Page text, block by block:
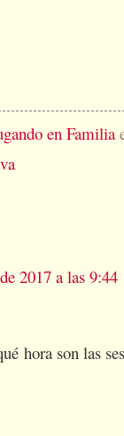
en Familia
2017 a las 9:44
hora son las